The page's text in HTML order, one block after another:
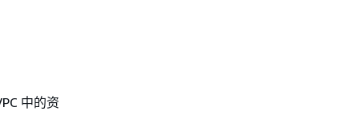
中的资